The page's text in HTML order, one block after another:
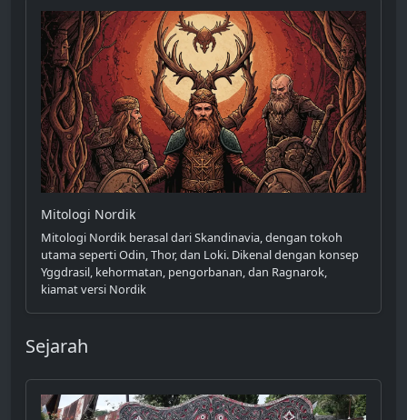
Mitologi Nordik
Mitologi Nordik berasal dari Skandinavia, dengan tokoh
utama seperti Odin, Thor, dan Loki. Dikenal dengan konsep
Yggdrasil, kehormatan, pengorbanan, dan Ragnarok,
kiamat versi Nordik
Sejarah